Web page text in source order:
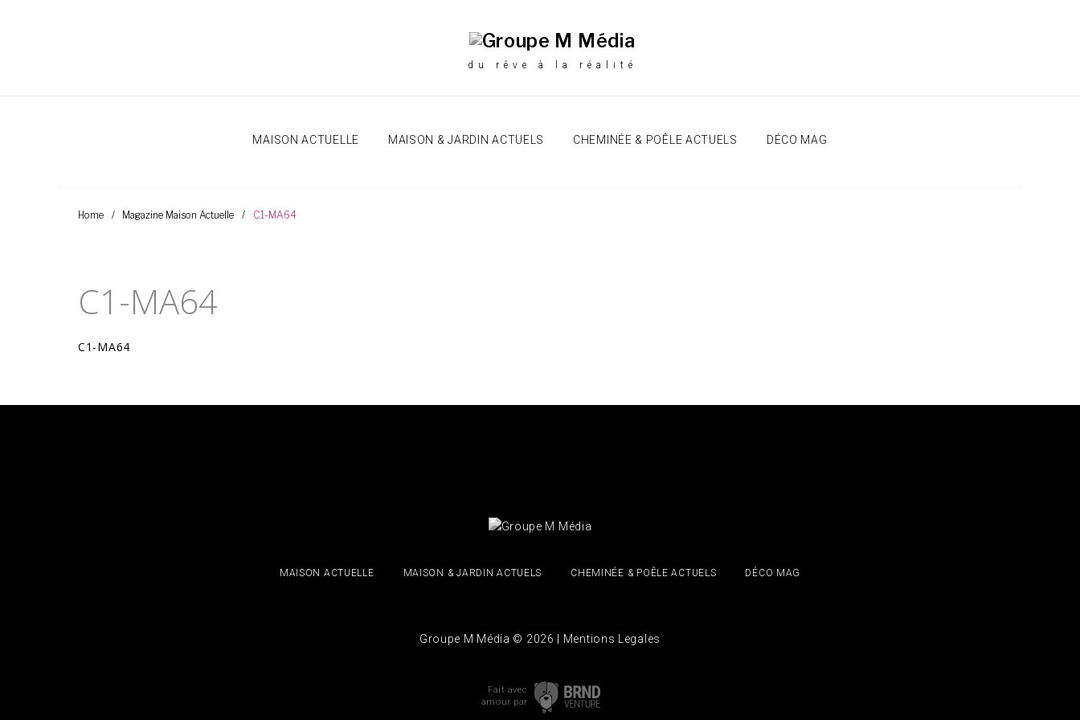
du rêve à la réalité
MAISON ACTUELLE MAISON & JARDIN ACTUELS CHEMINÉE & POÊLE ACTUELS DÉCO MAG
Home / Magazine Maison Actuelle / C1-MA64
C1-MA64
C1-MA64
MAISON ACTUELLE MAISON & JARDIN ACTUELS CHEMINÉE & POÊLE ACTUELS DÉCO MAG
Groupe M Média © 2026 | Mentions Legales
Fait avec
amour par